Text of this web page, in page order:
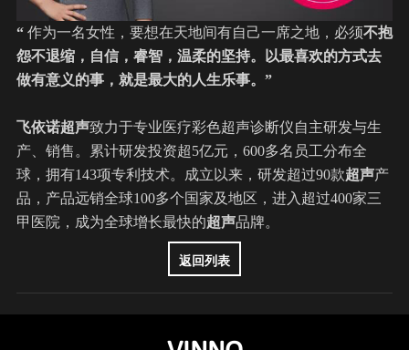
“ 作为一名女性，要想在天地间有自己一席之地，必须不抱
怨不退缩，自信，睿智，温柔的坚持。以最喜欢的方式去
做有意义的事，就是最大的人生乐事。”
飞依诺超声致力于专业医疗彩色超声诊断仪自主研发与生
产、销售。累计研发投资超5亿元，600多名员工分布全
球，拥有143项专利技术。成立以来，研发超过90款超声产
品，产品远销全球100多个国家及地区，进入超过400家三
甲医院，成为全球增长最快的超声品牌。
返回列表